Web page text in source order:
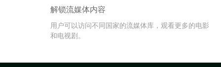
解锁流媒体内容
用户可以访问不同国家的流媒体库，观看更多的电影
和电视剧。